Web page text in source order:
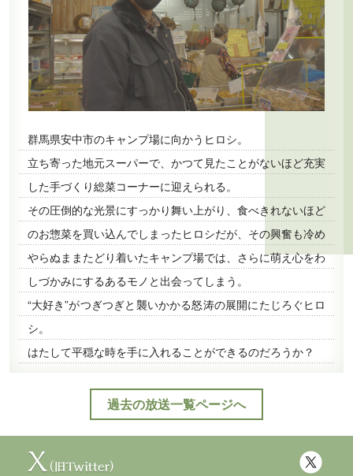
群馬県安中市のキャンプ場に向かうヒロシ。
立ち寄った地元スーパーで、かつて見たことがないほど充実
した手づくり総菜コーナーに迎えられる。
その圧倒的な光景にすっかり舞い上がり、食べきれないほど
のお惣菜を買い込んでしまったヒロシだが、その興奮も冷め
やらぬままたどり着いたキャンプ場では、さらに萌え心をわ
しづかみにするあるモノと出会ってしまう。
“大好き”がつぎつぎと襲いかかる怒涛の展開にたじろぐヒロ
シ。
はたして平穏な時を手に入れることができるのだろうか？
過去の放送一覧ページへ